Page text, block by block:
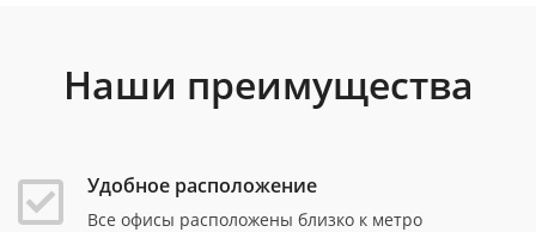
Наши преимущества
Удобное расположение
Все офисы расположены близко к метро